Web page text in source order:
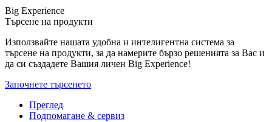
Big Experience
Търсене на продукти
Използвайте нашата удобна и интелигентна система за
търсене на продукти, за да намерите бързо решенията за Вас и
да си създадете Вашия личен Big Experience!
Започнете търсенето
Преглед
Подпомагане & сервиз